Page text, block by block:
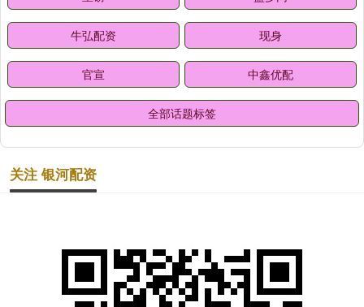
牛弘配资 现身
官宣 中鑫优配
全部话题标签
关注 银河配资